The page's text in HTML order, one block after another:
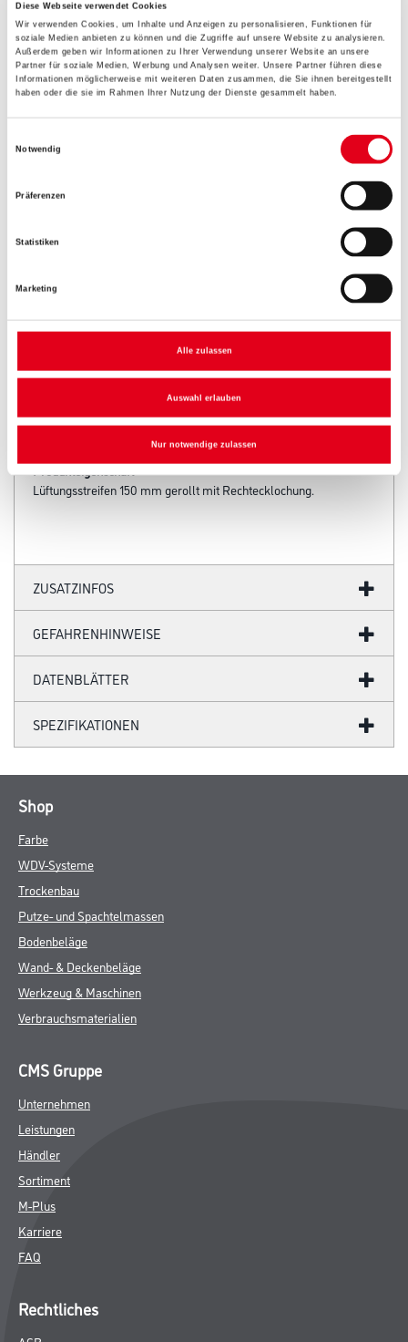
Diese Webseite verwendet Cookies
Wir verwenden Cookies, um Inhalte und Anzeigen zu personalisieren, Funktionen für
soziale Medien anbieten zu können und die Zugriffe auf unsere Website zu analysieren.
Außerdem geben wir Informationen zu Ihrer Verwendung unserer Website an unsere
Partner für soziale Medien, Werbung und Analysen weiter. Unsere Partner führen diese
Informationen möglicherweise mit weiteren Daten zusammen, die Sie ihnen bereitgestellt
haben oder die sie im Rahmen Ihrer Nutzung der Dienste gesammelt haben.
Notwendig
Präferenzen
Statistiken
Marketing
Alle zulassen
Auswahl erlauben
Nur notwendige zulassen
Breite in centimeter
Gebinde
PRODUKTEIGENSCHAFTEN
Produkteigenschaft
Lüftungsstreifen 150 mm gerollt mit Rechtecklochung.
ZUSATZINFOS
GEFAHRENHINWEISE
DATENBLÄTTER
SPEZIFIKATIONEN
Shop
Farbe
WDV-Systeme
Trockenbau
Putze- und Spachtelmassen
Bodenbeläge
Wand- & Deckenbeläge
Werkzeug & Maschinen
Verbrauchsmaterialien
CMS Gruppe
Unternehmen
Leistungen
Händler
Sortiment
M-Plus
Karriere
FAQ
Rechtliches